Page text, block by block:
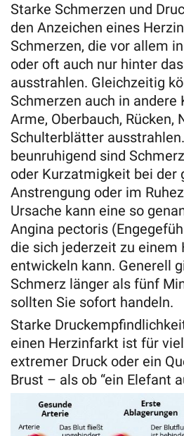
Starke Schmerzen und
den Anzeichen eines
Schmerzen, die vor allem
oder oft auch nur hinter
ausstrahlen. Gleichzeitig
Schmerzen auch in andere
Arme, Oberbauch, Rücken,
Schulterblätter
beunruhigend sind
oder Kurzatmigkeit bei der
Anstrengung oder im
Ursache kann eine so
Angina pectoris
die sich jederzeit zu einem
entwickeln kann. Generell
Schmerz länger als fünf
sollten Sie sofort handeln.
Starke
einen Herzinfarkt ist für
extremer Druck oder ein
Brust – als ob “ein Elefant